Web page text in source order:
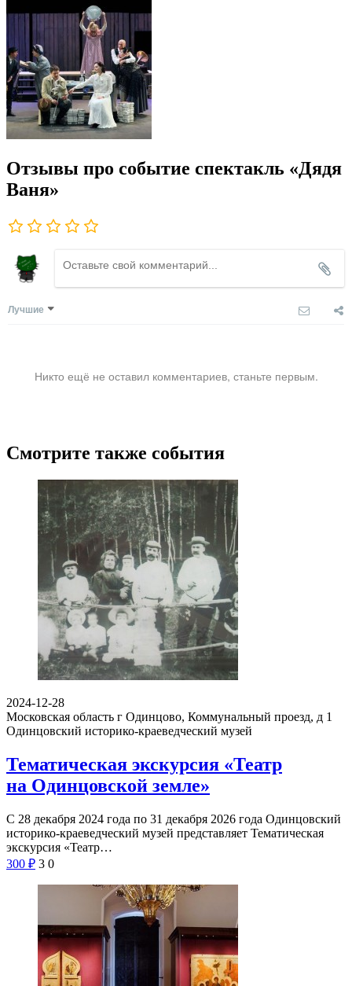
Отзывы про событие спектакль «Дядя
Ваня»
Лучшие
Никто ещё не оставил комментариев, станьте первым.
Смотрите также события
2024-12-28
Московская область г Одинцово, Коммунальный проезд, д 1
Одинцовский историко-краеведческий музей
Тематическая экскурсия «Театр
на Одинцовской земле»
С 28 декабря 2024 года по 31 декабря 2026 года Одинцовский
историко-краеведческий музей представляет Тематическая
экскурсия «Театр…
300 ₽ 3 0